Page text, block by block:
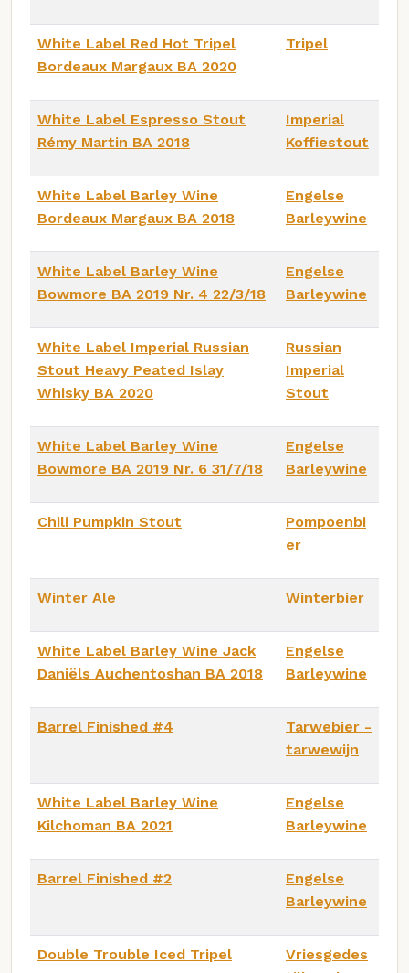
White Label Red Hot Tripel
Bordeaux Margaux BA 2020
Tripel
White Label Espresso Stout
Rémy Martin BA 2018
Imperial
Koffiestout
White Label Barley Wine
Bordeaux Margaux BA 2018
Engelse
Barleywine
White Label Barley Wine
Bowmore BA 2019 Nr. 4 22/3/18
Engelse
Barleywine
White Label Imperial Russian
Stout Heavy Peated Islay
Whisky BA 2020
Russian
Imperial
Stout
White Label Barley Wine
Bowmore BA 2019 Nr. 6 31/7/18
Engelse
Barleywine
Chili Pumpkin Stout
Pompoenbi
er
Winter Ale Winterbier
White Label Barley Wine Jack
Daniëls Auchentoshan BA 2018
Engelse
Barleywine
Barrel Finished #4
Tarwebier -
tarwewijn
White Label Barley Wine
Kilchoman BA 2021
Engelse
Barleywine
Barrel Finished #2
Engelse
Barleywine
Double Trouble Iced Tripel
Vriesgedes